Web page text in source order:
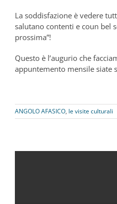
La soddisfazione è vedere
salutano contenti e coun bel
prossima”!
Questo è l’augurio che
appuntemento mensile siate
ANGOLO AFASICO, le visite culturali